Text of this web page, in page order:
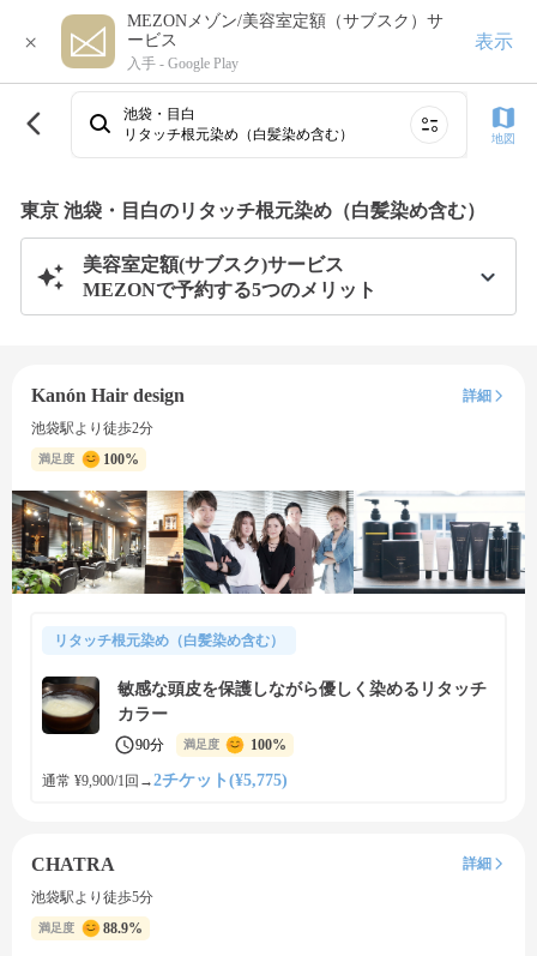
×
MEZONメゾン/美容室定額（サブスク）サ
ービス
入手 - Google Play
表示
池袋・目白
リタッチ根元染め（白髪染め含む）
地図
東京 池袋・目白のリタッチ根元染め（白髪染め含む）
美容室定額(サブスク)サービス
MEZONで予約する5つのメリット
Kanón Hair design
詳細
池袋駅より徒歩2分
満足度 100%
リタッチ根元染め（白髪染め含む）
敏感な頭皮を保護しながら優しく染めるリタッチ
カラー
90分 満足度 100%
通常 ¥9,900/1回 →2チケット(¥5,775)
CHATRA
詳細
池袋駅より徒歩5分
満足度 88.9%